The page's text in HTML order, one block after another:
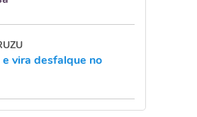
vira desfalque no